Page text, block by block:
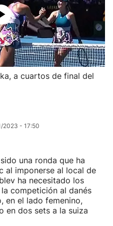
a cuartos de final del
2023 - 17:50
una ronda que ha
al imponerse al local de
ha necesitado los
competición al danés
en el lado femenino,
en dos sets a la suiza